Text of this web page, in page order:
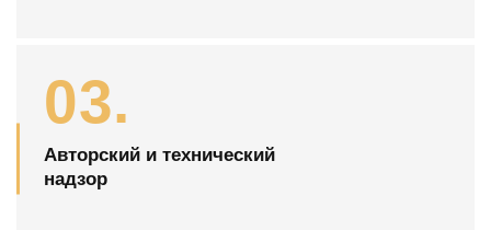
03.
Авторский и технический
надзор